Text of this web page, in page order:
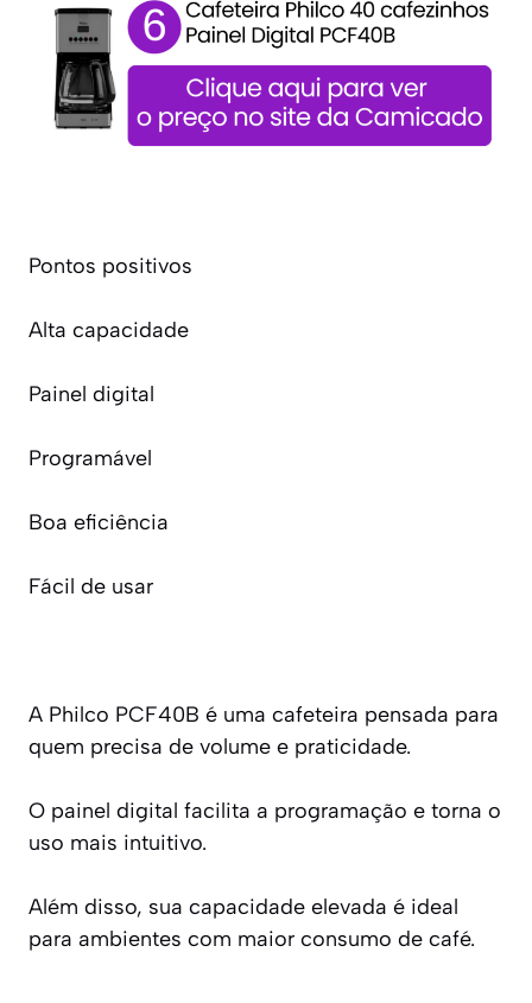
Pontos positivos
Alta capacidade
Painel digital
Programável
Boa eficiência
Fácil de usar
A Philco PCF40B é uma cafeteira pensada para
quem precisa de volume e praticidade.
O painel digital facilita a programação e torna o
uso mais intuitivo.
Além disso, sua capacidade elevada é ideal
para ambientes com maior consumo de café.